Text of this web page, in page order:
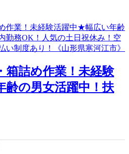
箱詰め作業！未経験
の男女活躍中！扶